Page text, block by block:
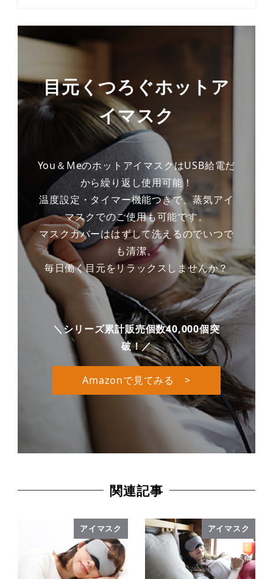
目元くつろぐホットア
イマスク
You＆MeのホットアイマスクはUSB給電だ
から繰り返し使用可能！
温度設定・タイマー機能つきで、蒸気アイ
マスクでのご使用も可能です。
マスクカバーははずして洗えるのでいつで
も清潔。
毎日働く目元をリラックスしませんか？
＼シリーズ累計販売個数40,000個突
破！／
Amazonで見てみる >
関連記事
アイマスク アイマスク